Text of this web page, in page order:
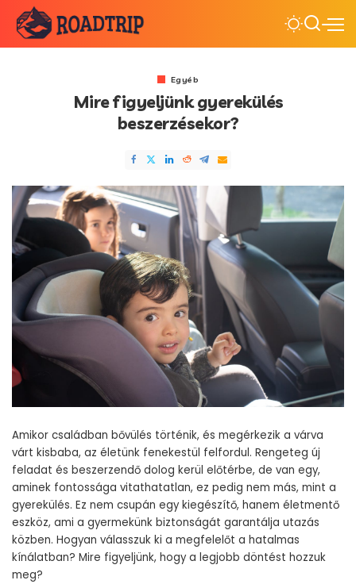
Egyéb
Mire figyeljünk gyerekülés
beszerzésekor?
Amikor családban bővülés történik, és megérkezik a várva
várt kisbaba, az életünk fenekestül felfordul. Rengeteg új
feladat és beszerzendő dolog kerül előtérbe, de van egy,
aminek fontossága vitathatatlan, ez pedig nem más, mint a
gyerekülés. Ez nem csupán egy kiegészítő, hanem életmentő
eszköz, ami a gyermekünk biztonságát garantálja utazás
közben. Hogyan válasszuk ki a megfelelőt a hatalmas
kínálatban? Mire figyeljünk, hogy a legjobb döntést hozzuk
meg?